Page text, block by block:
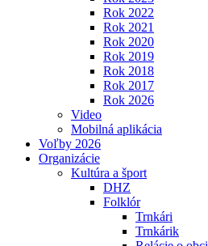
Rok 2022
Rok 2021
Rok 2020
Rok 2019
Rok 2018
Rok 2017
Rok 2026
Video
Mobilná aplikácia
Voľby 2026
Organizácie
Kultúra a šport
DHZ
Folklór
Trnkári
Trnkárik